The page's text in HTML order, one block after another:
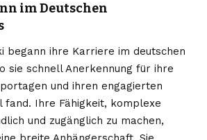
im Deutschen
begann ihre Karriere im deutschen
sie schnell Anerkennung für ihre
und ihren engagierten
fand. Ihre Fähigkeit, komplexe
und zugänglich zu machen,